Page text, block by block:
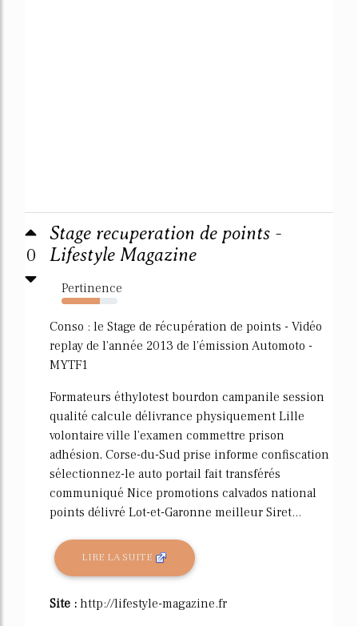
0
Stage recuperation de points -
Lifestyle Magazine
Pertinence
69%
Conso : le Stage de récupération de points - Vidéo
replay de l'année 2013 de l'émission Automoto -
MYTF1
Formateurs éthylotest bourdon campanile session
qualité calcule délivrance physiquement Lille
volontaire ville l'examen commettre prison
adhésion, Corse-du-Sud prise informe confiscation
sélectionnez-le auto portail fait transférés
communiqué Nice promotions calvados national
points délivré Lot-et-Garonne meilleur Siret...
LIRE LA SUITE
Site : http://lifestyle-magazine.fr